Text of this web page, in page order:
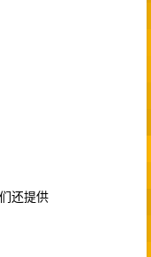
还提供